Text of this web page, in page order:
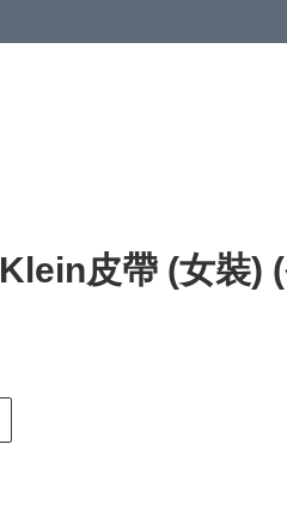
皮帶 (女裝)